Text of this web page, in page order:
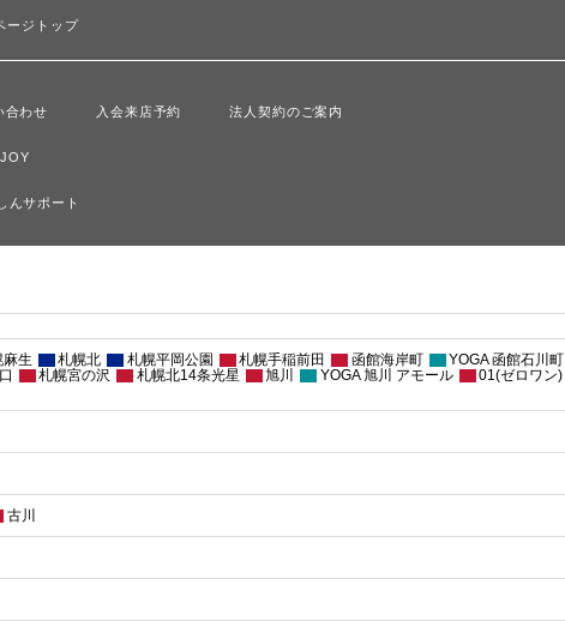
ージトップ
合わせ 入会来店予約 法人契約のご案内
んサポート
麻生 札幌北 札幌平岡公園 札幌手稲前田 函館海岸町
YOGA 函館石川町
札幌宮の沢 札幌北14条光星 旭川 YOGA 旭川 アモール
01(ゼロワン)
古川